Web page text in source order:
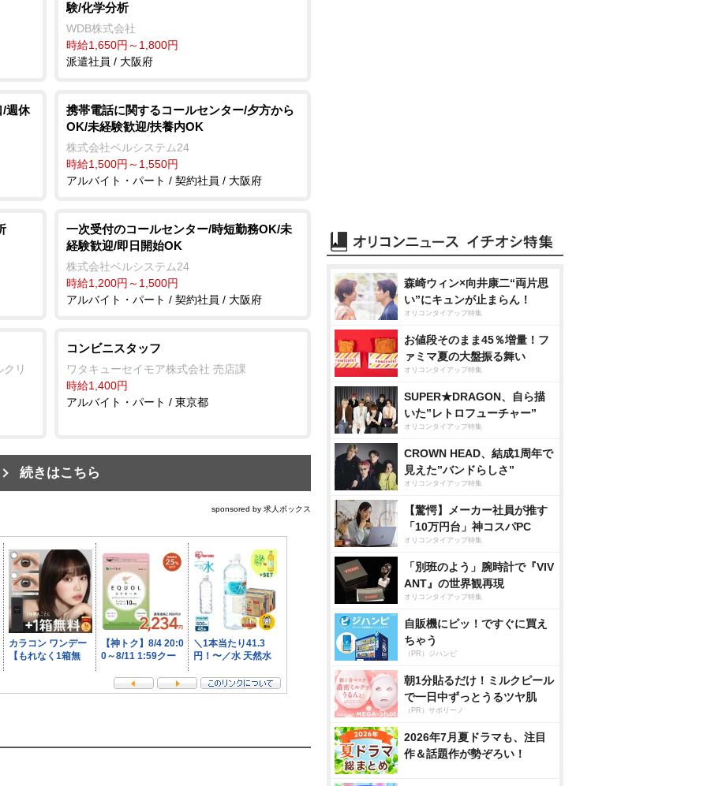
験/化学分析
WDB株式会社
時給1,650円～1,800円
派遣社員 / 大阪府
/週休
携帯電話に関するコールセンター/夕方から
OK/未経験歓迎/扶養内OK
株式会社ベルシステム24
時給1,500円～1,550円
アルバイト・パート / 契約社員 / 大阪府
一次受付のコールセンター/時短勤務OK/未
経験歓迎/即日開始OK
株式会社ベルシステム24
時給1,200円～1,500円
アルバイト・パート / 契約社員 / 大阪府
リ
コンビニスタッフ
ワタキューセイモア株式会社 売店課
時給1,400円
アルバイト・パート / 東京都
続きはこちら
sponsored by 求人ボックス
森崎ウィン×向井康二“両片思
い”にキュンが止まらん！
オリコンタイアップ特集
お値段そのまま45％増量！フ
ァミマ夏の大盤振る舞い
オリコンタイアップ特集
SUPER★DRAGON、自ら描
いた”レトロフューチャー”
オリコンタイアップ特集
CROWN HEAD、結成1周年で
見えた”バンドらしさ”
オリコンタイアップ特集
【驚愕】メーカー社員が推す
「10万円台」神コスパPC
オリコンタイアップ特集
「別班のよう」腕時計で『VIV
ANT』の世界観再現
オリコンタイアップ特集
自販機にピッ！ですぐに買え
ちゃう
（PR）ジハンピ
朝1分貼るだけ！ミルクピール
で一日中ずっとうるツヤ肌
（PR）サボリーノ
2026年7月夏ドラマも、注目
作＆話題作が勢ぞろい！